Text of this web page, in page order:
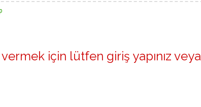
için lütfen giriş yapınız veya